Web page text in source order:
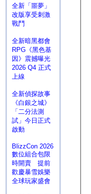
全新「噩夢」
改版享受刺激
戰鬥
全新暗黑都會
RPG《黑色基
因》震撼曝光
2026 Q4 正式
上線
全新偵探故事
《白銀之城》
「二分法測
試」今日正式
啟動
BlizzCon 2026
數位組合包限
時開賣 提前
歡慶暴雪娛樂
全球玩家盛會